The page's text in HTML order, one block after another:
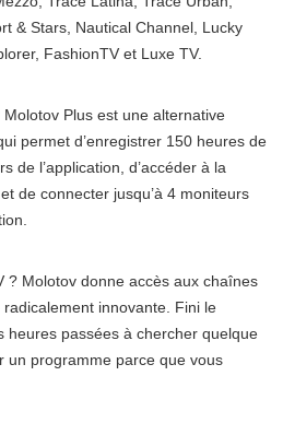
& Stars, Nautical Channel, Lucky
FashionTV et Luxe TV.
Plus est une alternative
permet d’enregistrer 150 heures de
de l’application, d’accéder à la
de connecter jusqu’à 4 moniteurs
? Molotov donne accès aux chaînes
innovante. Fini le
heures passées à chercher quelque
un programme parce que vous